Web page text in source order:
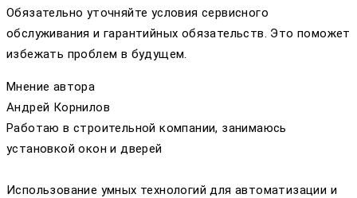
Обязательно уточняйте условия сервисного
обслуживания и гарантийных обязательств. Это поможет
избежать проблем в будущем.
Мнение автора
Андрей Корнилов
Работаю в строительной компании, занимаюсь
установкой окон и дверей
Использование умных технологий для автоматизации и